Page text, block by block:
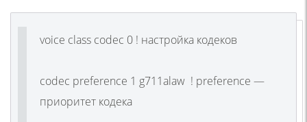
voice class codec 0 ! настройка кодеков
codec preference 1 g711alaw ! preference —
приоритет кодека